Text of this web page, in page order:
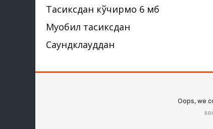
Тасиксдан кўчирмоқ 6 мб
Муқобил тасиксдан
Саундклауддан